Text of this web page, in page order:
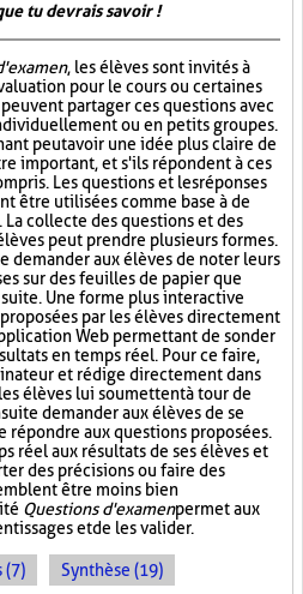
tu devrais savoir !
, les élèves sont invités à
pour le cours ou certaines
partager ces questions avec
ou en petits groupes.
peut avoir une idée plus claire de
important, et s'ils répondent à ces
Les questions et les réponses
être utilisées comme base à de
collecte des questions et des
peut prendre plusieurs formes.
demander aux élèves de noter leurs
sur des feuilles de papier que
Une forme plus interactive
par les élèves directement
Web permettant de sonder
en temps réel. Pour ce faire,
et rédige directement dans
élèves lui soumettent à tour de
demander aux élèves de se
répondre aux questions proposées.
réel aux résultats de ses élèves et
des précisions ou faire des
être moins bien
Questions d'examenpermet aux
et de les valider.
(7) Synthèse (19)